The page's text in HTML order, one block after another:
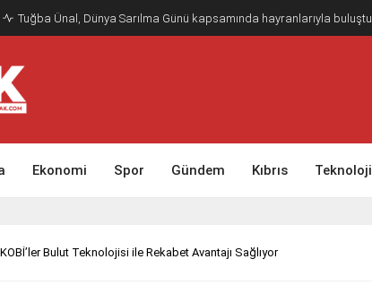
Tuğba Ünal, Dünya Sarılma Günü kapsamında hayranlarıyla buluştu
Ekonomi Spor Gündem Kıbrıs Teknoloji
KOBİ’ler Bulut Teknolojisi ile Rekabet Avantajı Sağlıyor